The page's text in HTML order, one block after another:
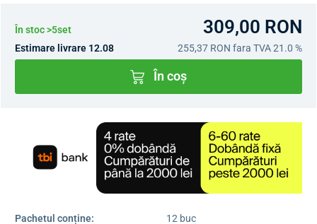
În stoc >5set 309,00 RON
Estimare livrare 12.08 255,37 RON fara TVA 21.0 %
În coș
Pachetul conține:
12 buc